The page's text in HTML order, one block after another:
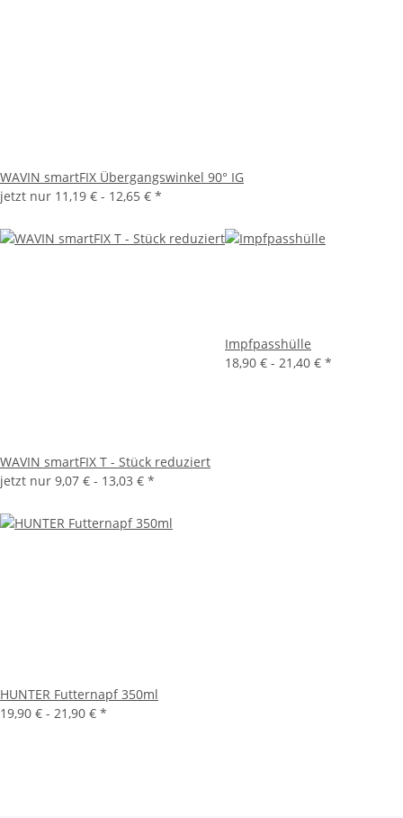
WAVIN smartFIX Übergangswinkel 90° IG
jetzt nur 11,19 € - 12,65 € *
WAVIN smartFIX T - Stück reduziert
jetzt nur 9,07 € - 13,03 € *
Impfpasshülle
18,90 € - 21,40 € *
HUNTER Futternapf 350ml
19,90 € - 21,90 € *